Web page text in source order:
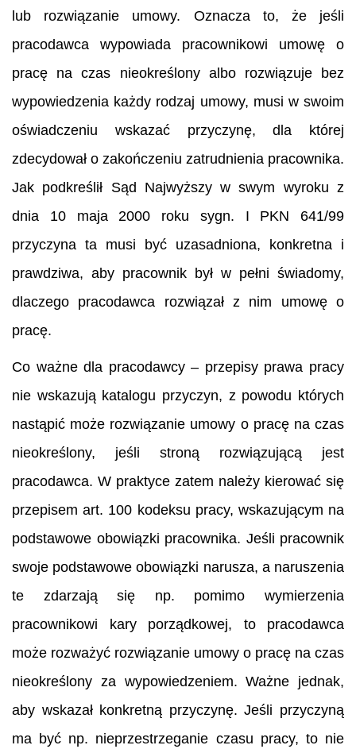
lub rozwiązanie umowy. Oznacza to, że jeśli
pracodawca wypowiada pracownikowi umowę o
pracę na czas nieokreślony albo rozwiązuje bez
wypowiedzenia każdy rodzaj umowy, musi w swoim
oświadczeniu wskazać przyczynę, dla której
zdecydował o zakończeniu zatrudnienia pracownika.
Jak podkreślił Sąd Najwyższy w swym wyroku z
dnia 10 maja 2000 roku sygn. I PKN 641/99
przyczyna ta musi być uzasadniona, konkretna i
prawdziwa, aby pracownik był w pełni świadomy,
dlaczego pracodawca rozwiązał z nim umowę o
pracę.
Co ważne dla pracodawcy – przepisy prawa pracy
nie wskazują katalogu przyczyn, z powodu których
nastąpić może rozwiązanie umowy o pracę na czas
nieokreślony, jeśli stroną rozwiązującą jest
pracodawca. W praktyce zatem należy kierować się
przepisem art. 100 kodeksu pracy, wskazującym na
podstawowe obowiązki pracownika. Jeśli pracownik
swoje podstawowe obowiązki narusza, a naruszenia
te zdarzają się np. pomimo wymierzenia
pracownikowi kary porządkowej, to pracodawca
może rozważyć rozwiązanie umowy o pracę na czas
nieokreślony za wypowiedzeniem. Ważne jednak,
aby wskazał konkretną przyczynę. Jeśli przyczyną
ma być np. nieprzestrzeganie czasu pracy, to nie